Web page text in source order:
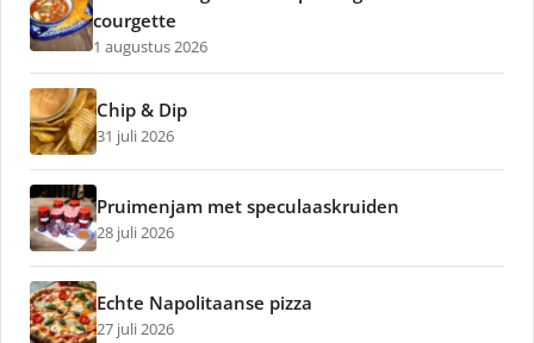
courgette
1 augustus 2026
Chip & Dip
31 juli 2026
Pruimenjam met speculaaskruiden
28 juli 2026
Echte Napolitaanse pizza
27 juli 2026